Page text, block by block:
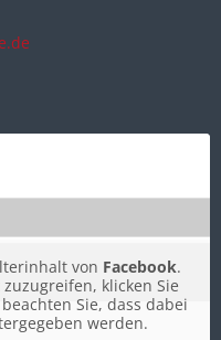
von Facebook.
klicken Sie
Sie, dass dabei
werden.